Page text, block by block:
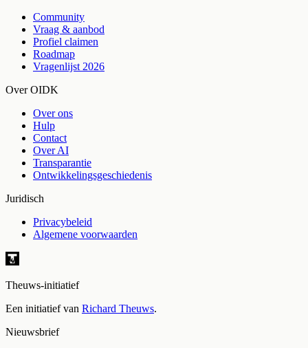
Community
Vraag & aanbod
Profiel claimen
Roadmap
Vragenlijst 2026
Over OIDK
Over ons
Hulp
Contact
Over AI
Transparantie
Ontwikkelingsgeschiedenis
Juridisch
Privacybeleid
Algemene voorwaarden
Theuws-initiatief
Een initiatief van Richard Theuws.
Nieuwsbrief